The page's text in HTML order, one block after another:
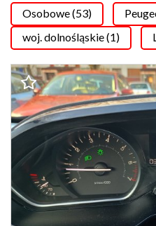
Osobowe (53)
woj. dolnośląskie (1)